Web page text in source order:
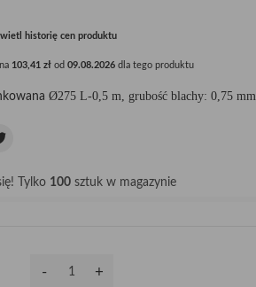
historię cen produktu
103,41 zł od 09.08.2026 dla tego produktu
Ø275 L-0,5 m, grubość blachy: 0,75 mm
Tylko 100 sztuk w magazynie
- +